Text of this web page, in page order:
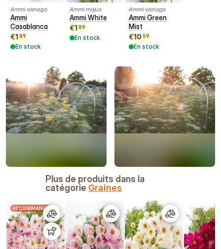
Ammi visnaga
Ammi
Casablanca
€1 89
En stock
Ammi majus
Ammi White
€1 89
En stock
Ammi visnaga
Ammi Green
Mist
€10 59
En stock
Plus de produits dans la
catégorie Graines
RECOMMANDÉ